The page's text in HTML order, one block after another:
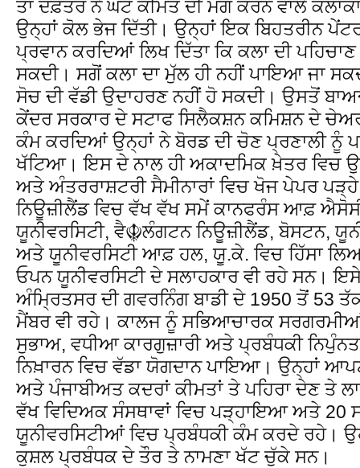
ਤਾਂ ਦਫ਼ਤਰ ਨੇ ਘੱਟ ਕੀਮਤ ਦੀ ਮੰਗ ਕਰਨ ਵਾਲੇ
ਉਨ੍ਹਾਂ ਕੋਲ ਭੇਜ ਦਿੱਤੀ। ਉਨ੍ਹਾਂ ਇਕ ਬਿਹਤਰੀਨ
ਪ੍ਰਵਾਨ ਕਰਦਿਆਂ ਲਿਖ ਦਿੱਤਾ ਕਿ ਕਲਾ ਦੀ ਪਹਿਚਾਣ
ਸਕਦੀ। ਸਗੋਂ ਕਲਾ ਦਾ ਮੁੱਲ ਹੀ ਨਹੀਂ ਪਾਇਆ ਜਾ
ਸੋਚ ਦੀ ਵੱਡੀ ਉਦਾਹਰਣ ਨਹੀਂ ਹੋ ਸਕਦੀ। ਉਸਤੋਂ
ਕੇਂਦਰ ਸਰਕਾਰ ਦੇ ਸਟਾਫ ਸਿਲੈਕਸ਼ਨ ਕਮਿਸ਼ਨ ਦੇ
ਕੰਮ ਕਰਦਿਆਂ ਉਨ੍ਹਾਂ ਨੇ ਬੋਰਡ ਦੀ ਚੋਣ ਪ੍ਰਣਾਲੀ ਨੂੰ
ਖੱਟਿਆ। ਇਸ ਦੇ ਨਾਲ ਹੀ ਅਕਾਦਮਿਕ ਖ਼ੇਤਰ ਵਿਚ
ਅਤੇ ਅੰਤਰਰਾਸ਼ਟਰੀ ਸੈਮੀਨਾਰਾਂ ਵਿਚ ਖੋਜ ਪੇਪਰ
ਨਿਊਜ਼ੀਲੈਂਡ ਵਿਚ ਵੱਖ ਵੱਖ ਸਮੇਂ ਕਾਨਫਰੰਸ ਆਫ਼
ਯੂਨੀਵਰਸਿਟੀ, ਵੈ☬ਲੰਗਟਨ ਨਿਊਜ਼ੀਲੈਂਡ, ਬੋਸਟਨ,
ਅਤੇ ਯੂਨੀਵਰਸਿਟੀ ਆਫ਼ ਹਲ, ਯੂ.ਕੇ. ਵਿਚ ਹਿੱਸਾ
ਓਪਨ ਯੂਨੀਵਰਸਿਟੀ ਦੇ ਸਲਾਹਕਾਰ ਵੀ ਰਹੇ ਸਨ।
ਅੰਮ੍ਰਿਤਸਰ ਦੀ ਗਵਰਨਿੰਗ ਬਾਡੀ ਦੇ 1950 ਤੋਂ 53
ਮੈਂਬਰ ਵੀ ਰਹੇ। ਕਾਲਜ ਨੂੰ ਸਭਿਆਚਾਰਕ
ਸੁਭਾਅ, ਵਧੀਆ ਕਾਰਗੁਜ਼ਾਰੀ ਅਤੇ ਪ੍ਰਬੰਧਕੀ
ਨਿਖ਼ਾਰਨ ਵਿਚ ਵੱਡਾ ਯੋਗਦਾਨ ਪਾਇਆ। ਉਨ੍ਹਾਂ
ਅਤੇ ਪੰਜਾਬੀਅਤ ਕਦਰਾਂ ਕੀਮਤਾਂ ਤੇ ਪਹਿਰਾ ਦੇਣ ਤੇ
ਵੱਖ ਵਿਦਿਅਕ ਸੰਸਥਾਵਾਂ ਵਿਚ ਪੜ੍ਹਾਇਆ ਅਤੇ 20
ਯੂਨੀਵਰਸਿਟੀਆਂ ਵਿਚ ਪ੍ਰਬੰਧਕੀ ਕੰਮ ਕਰਦੇ
ਕੁਸ਼ਲ ਪ੍ਰਬੰਧਕ ਦੇ ਤੌਰ ਤੇ ਨਾਮਣਾ ਖੱਟ ਚੁੱਕੇ ਸਨ।